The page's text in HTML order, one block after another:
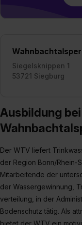
zur Übermittlung
S. 1 lit. a) DS-
Wirkung für die
Einstellungen“
Impressum.
Siegelsknippen 1
53721 Siegburg
Ausbildung bei
Der WTV liefert
der Region Bonn/Rhein-
Mitarbeitende der
der Wassergewinnung,
verteilung, in der
Bodenschutz tätig. Als
bietet der WTV ein